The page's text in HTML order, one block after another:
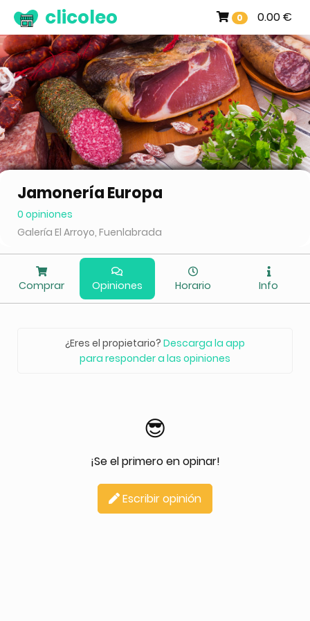
0 0.00 €
clicoleo
Jamonería Europa
0 opiniones
Galería El Arroyo, Fuenlabrada
Comprar Opiniones Horario Info
¿Eres el propietario? Descarga la app
para responder a las opiniones
😎
¡Se el primero en opinar!
Escribir opinión